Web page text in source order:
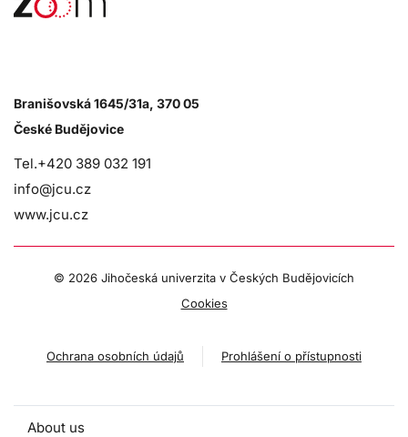
Branišovská 1645/31a, 370 05
České Budějovice
Tel.+420 389 032 191
info@jcu.cz
www.jcu.cz
© 2026 Jihočeská univerzita v Českých Budějovicích
Cookies
Ochrana osobních údajů Prohlášení o přístupnosti
About us